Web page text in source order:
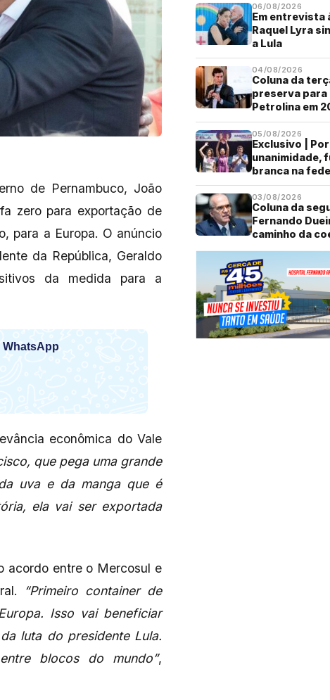
de Pernambuco, João
zero para exportação de
para a Europa. O anúncio
da República, Geraldo
da medida para a
econômica do Vale
que pega uma grande
uva e da manga que é
ela vai ser exportada
acordo entre o Mercosul e
“Primeiro container de
Isso vai beneficiar
luta do presidente Lula.
blocos do mundo”,
06/08/2026
Em entrevista
Raquel Lyra
a Lula
04/08/2026
Coluna da
preserva
Petrolina em
05/08/2026
Exclusivo | Por
unanimidade,
branca na
03/08/2026
Coluna da
Fernando
caminho da